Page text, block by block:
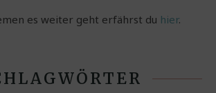
es weiter geht erfährst du hier.